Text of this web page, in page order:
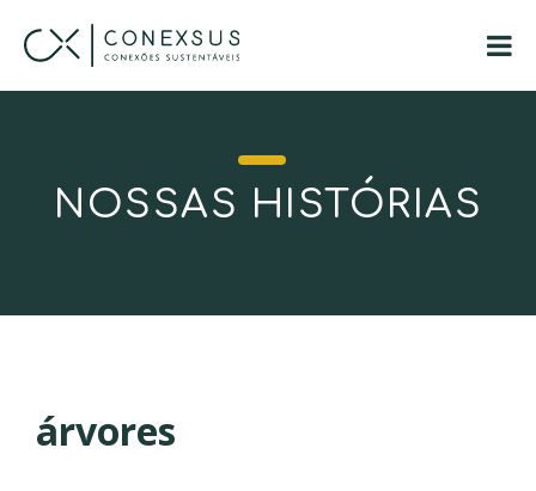
NOSSAS HISTÓRIAS
árvores